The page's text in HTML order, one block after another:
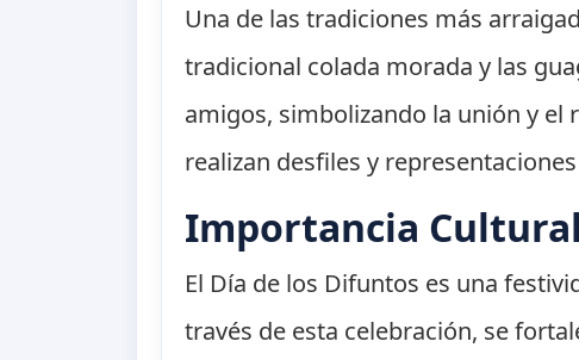
Una de las tradiciones más
tradicional colada morada y las
amigos, simbolizando la unión y el
realizan desfiles y
Importancia Cultural
El Día de los Difuntos es una
través de esta celebración, se